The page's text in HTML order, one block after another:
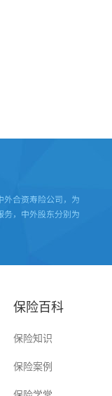
保险百科
保险知识
保险案例